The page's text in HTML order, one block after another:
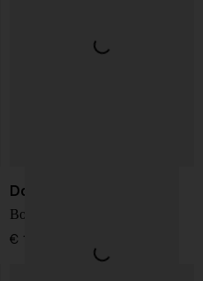
Dolce & Gabbana
Borsa in pelle My Sicily
€ 1.850,00